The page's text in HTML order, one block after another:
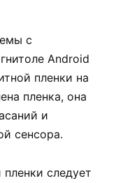
с
Android
пленки на
пленка, она
и
сенсора.
следует